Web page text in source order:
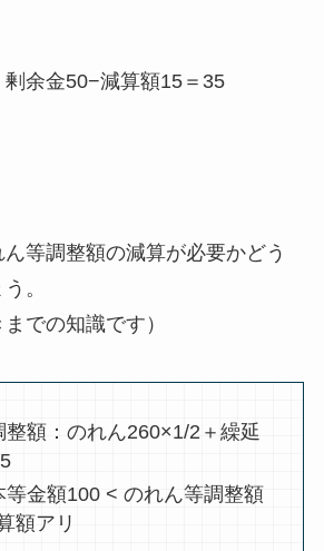
余金50−減算額15＝35
等調整額の減算が必要かどう
。
での知識です）
整額：のれん260×1/2＋繰延
等金額100 < のれん等調整額
額アリ